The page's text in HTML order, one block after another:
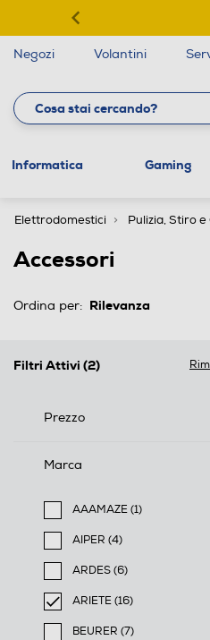
Negozi Volantini
Informatica Gaming
Elettrodomestici Pulizia, Stiro e
Accessori
Ordina per:
Filtri Attivi (2)
Prezzo
Marca
AAAMAZE (1)
Filtra per Marca:
AIPER (4)
Filtra per Marca: AIPER
ARDES (6)
Filtra per Marca: ARDES
ARIETE (16)
selected Filtro applicato
BEURER (7)